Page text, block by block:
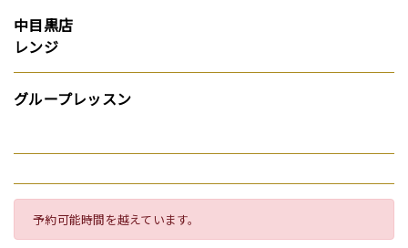
中目黒店
レンジ
グループレッスン
予約可能時間を越えています。